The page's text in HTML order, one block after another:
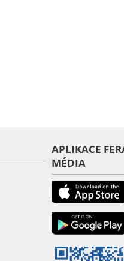
APLIKACE
MÉDIA